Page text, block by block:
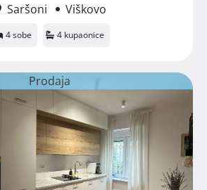
Saršoni
Viškovo
4 sobe 4 kupaonice
Prodaja